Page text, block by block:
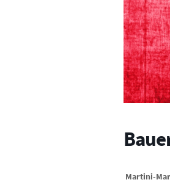
Martini-